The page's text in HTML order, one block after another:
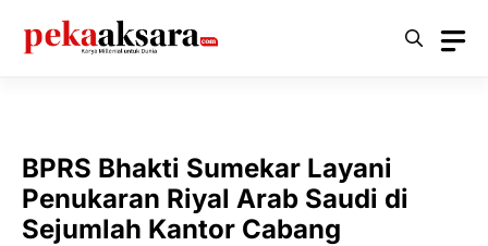
BPRS Bhakti Sumekar Layani
Penukaran Riyal Arab Saudi di
Sejumlah Kantor Cabang